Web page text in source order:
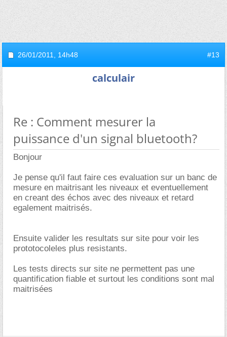
26/01/2011, 14h48 #13
calculair
Re : Comment mesurer la
puissance d'un signal bluetooth?
Bonjour
Je pense qu'il faut faire ces evaluation sur un banc de
mesure en maitrisant les niveaux et eventuellement
en creant des échos avec des niveaux et retard
egalement maitrisés.
Ensuite valider les resultats sur site pour voir les
prototocoleles plus resistants.
Les tests directs sur site ne permettent pas une
quantification fiable et surtout les conditions sont mal
maitrisées